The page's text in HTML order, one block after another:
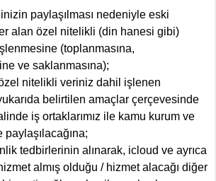
paylaşılması nedeniyle eski
alan özel nitelikli (din hanesi gibi)
(toplanmasına,
ve saklanmasına);
nitelikli veriniz dahil işlenen
belirtilen amaçlar çerçevesinde
iş ortaklarımız ile kamu kurum ve
paylaşılacağına;
tedbirlerinin alınarak, icloud ve ayrıca
almış olduğu / hizmet alacağı diğer